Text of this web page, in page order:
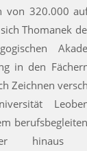
von 320.000
Thomanek
in den
Zeichnen
hinaus